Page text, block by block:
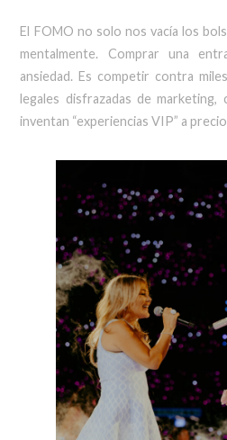
El FOMO no solo nos vacía los
mentalmente. Comprar una
ansiedad. Es competir contra
legales disfrazadas de
inventan “experiencias VIP” a